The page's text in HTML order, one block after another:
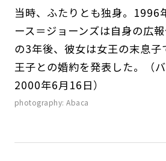
当時、ふたりとも独身。1996
ース＝ジョーンズは自身の広
の3年後、彼女は女王の末息子
王子との婚約を発表した。（バ
2000年6月16日）
photography: Abaca